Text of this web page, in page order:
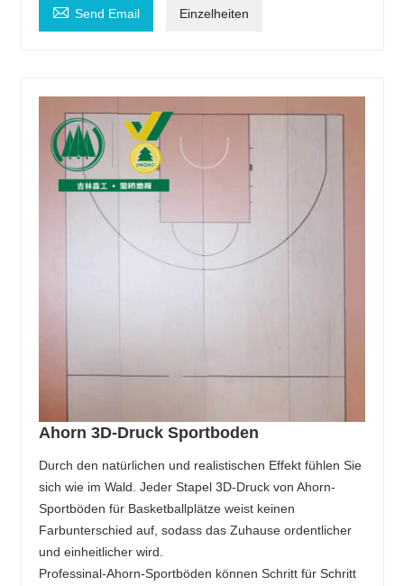
 Send Email Einzelheiten
Ahorn 3D-Druck Sportboden
Durch den natürlichen und realistischen Effekt fühlen Sie
sich wie im Wald. Jeder Stapel 3D-Druck von Ahorn-
Sportböden für Basketballplätze weist keinen
Farbunterschied auf, sodass das Zuhause ordentlicher
und einheitlicher wird.
Professinal-Ahorn-Sportböden können Schritt für Schritt